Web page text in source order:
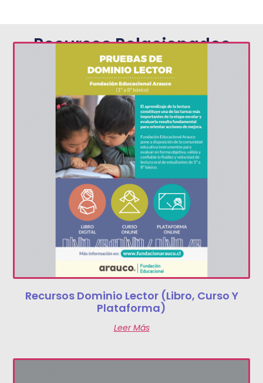
Recursos Relacionados
Recursos Dominio Lector (libro, Curso Y
Plataforma)
Leer Más